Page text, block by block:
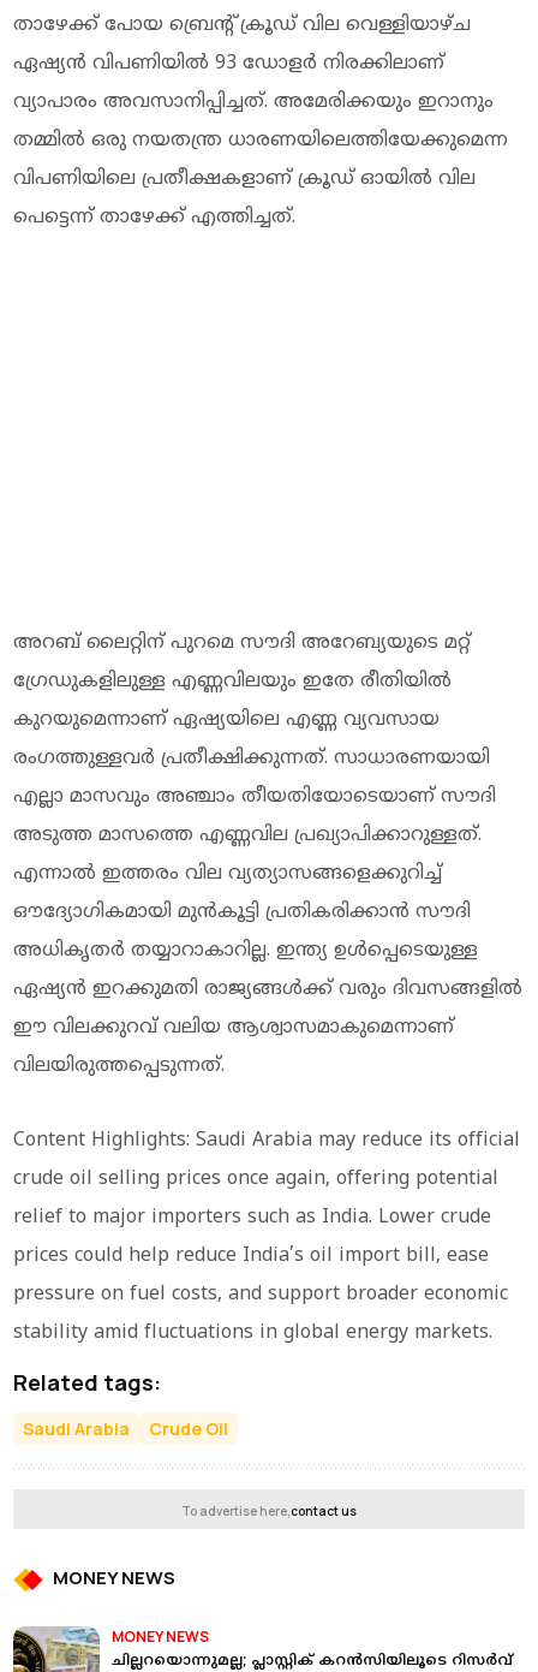
താഴേക്ക് പോയ ബ്രെന്റ് ക്രൂഡ് വില വെള്ളിയാഴ്ച
ഏഷ്യൻ വിപണിയിൽ 93 ഡോളർ നിരക്കിലാണ്
വ്യാപാരം അവസാനിപ്പിച്ചത്. അമേരിക്കയും ഇറാനും
തമ്മിൽ ഒരു നയതന്ത്ര ധാരണയിലെത്തിയേക്കുമെന്ന
വിപണിയിലെ പ്രതീക്ഷകളാണ് ക്രൂഡ് ഓയിൽ വില
പെട്ടെന്ന് താഴേക്ക് എത്തിച്ചത്.
അറബ് ലൈറ്റിന് പുറമെ സൗദി അറേബ്യയുടെ മറ്റ്
ഗ്രേഡുകളിലുള്ള എണ്ണവിലയും ഇതേ രീതിയിൽ
കുറയുമെന്നാണ് ഏഷ്യയിലെ എണ്ണ വ്യവസായ
രംഗത്തുള്ളവർ പ്രതീക്ഷിക്കുന്നത്. സാധാരണയായി
എല്ലാ മാസവും അഞ്ചാം തീയതിയോടെയാണ് സൗദി
അടുത്ത മാസത്തെ എണ്ണവില പ്രഖ്യാപിക്കാറുള്ളത്.
എന്നാൽ ഇത്തരം വില വ്യത്യാസങ്ങളെക്കുറിച്ച്
ഔദ്യോഗികമായി മുൻകൂട്ടി പ്രതികരിക്കാൻ സൗദി
അധികൃതർ തയ്യാറാകാറില്ല. ഇന്ത്യ ഉൾപ്പെടെയുള്ള
ഏഷ്യൻ ഇറക്കുമതി രാജ്യങ്ങൾക്ക് വരും ദിവസങ്ങളിൽ
ഈ വിലക്കുറവ് വലിയ ആശ്വാസമാകുമെന്നാണ്
വിലയിരുത്തപ്പെടുന്നത്.
Content Highlights: Saudi Arabia may reduce its official
crude oil selling prices once again, offering potential
relief to major importers such as India. Lower crude
prices could help reduce India’s oil import bill, ease
pressure on fuel costs, and support broader economic
stability amid fluctuations in global energy markets.
Related tags:
Saudi Arabia Crude Oil
To advertise here,contact us
MONEY NEWS
MONEY NEWS
ചില്ലറയൊന്നുമല്ല; പ്ലാസ്റ്റിക് കറന്‍സിയിലൂടെ റിസര്‍വ്